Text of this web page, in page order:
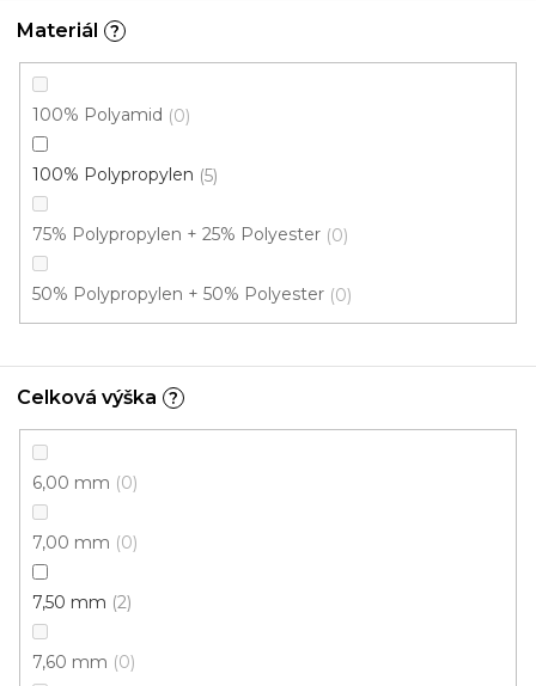
Materiál ?
100% Polyamid 0
100% Polypropylen 5
75% Polypropylen + 25% Polyester 0
50% Polypropylen + 50% Polyester 0
Celková výška ?
6,00 mm 0
7,00 mm 0
7,50 mm 2
7,60 mm 0
323 Kč / m2
4 m